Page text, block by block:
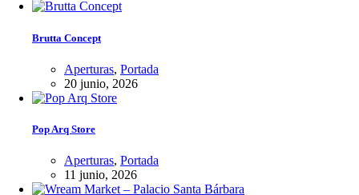
Brutta Concept
Aperturas, Portada
20 junio, 2026
Pop Arq Store
Aperturas, Portada
11 junio, 2026